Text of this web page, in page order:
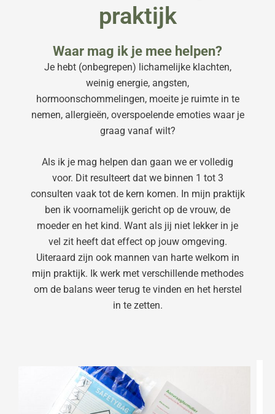
praktijk
Waar mag ik je mee helpen?
Je hebt (onbegrepen) lichamelijke klachten,
weinig energie, angsten,
hormoonschommelingen, moeite je ruimte in te
nemen, allergieën, overspoelende emoties waar je
graag vanaf wilt?
Als ik je mag helpen dan gaan we er volledig
voor. Dit resulteert dat we binnen 1 tot 3
consulten vaak tot de kern komen. In mijn praktijk
ben ik voornamelijk gericht op de vrouw, de
moeder en het kind. Want als jij niet lekker in je
vel zit heeft dat effect op jouw omgeving.
Uiteraard zijn ook mannen van harte welkom in
mijn praktijk. Ik werk met verschillende methodes
om de balans weer terug te vinden en het herstel
in te zetten.